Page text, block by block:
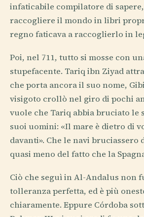
infaticabile compilatore di
raccogliere il mondo in libri
regno faticava a raccoglierlo in
Poi, nel 711, tutto si mosse con
stupefacente. Tariq ibn Ziyad
che porta ancora il suo nome,
visigoto crollò nel giro di pochi
vuole che Tariq abbia bruciato le
suoi uomini: «Il mare è dietro di
davanti». Che le navi bruciassero
quasi meno del fatto che la
Ciò che seguì in Al-Andalus non
tolleranza perfetta, ed è più
chiaramente. Eppure Córdoba